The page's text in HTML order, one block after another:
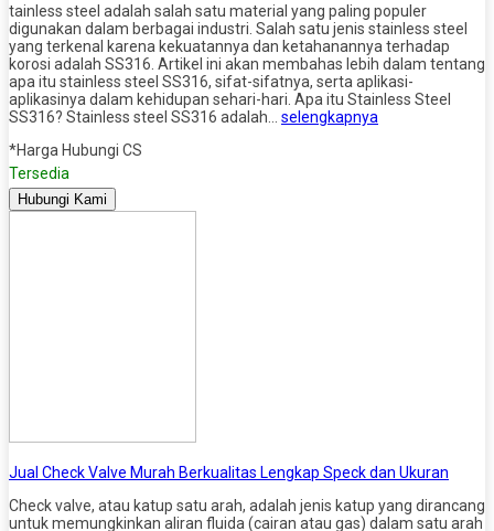
tainless steel adalah salah satu material yang paling populer
digunakan dalam berbagai industri. Salah satu jenis stainless steel
yang terkenal karena kekuatannya dan ketahanannya terhadap
korosi adalah SS316. Artikel ini akan membahas lebih dalam tentang
apa itu stainless steel SS316, sifat-sifatnya, serta aplikasi-
aplikasinya dalam kehidupan sehari-hari. Apa itu Stainless Steel
SS316? Stainless steel SS316 adalah… selengkapnya
*Harga Hubungi CS
Tersedia
Hubungi Kami
Jual Check Valve Murah Berkualitas Lengkap Speck dan Ukuran
Check valve, atau katup satu arah, adalah jenis katup yang dirancang
untuk memungkinkan aliran fluida (cairan atau gas) dalam satu arah